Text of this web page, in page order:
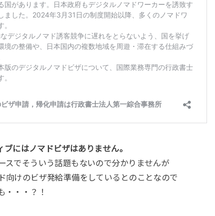
にはノマドビザはありません。
スでそういう話題もないので分かりませんが
向けのビザ発給準備をしているとのことなので
・・・？！